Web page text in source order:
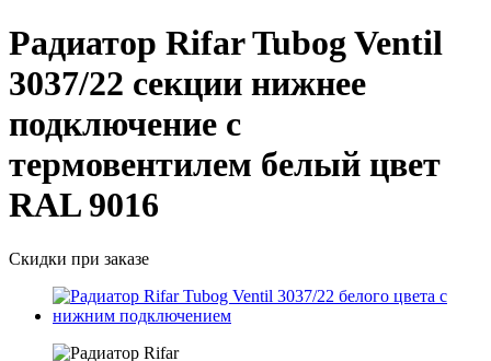
Радиатор Rifar Tubog Ventil
3037/22 секции нижнее
подключение с
термовентилем белый цвет
RAL 9016
Скидки при заказе